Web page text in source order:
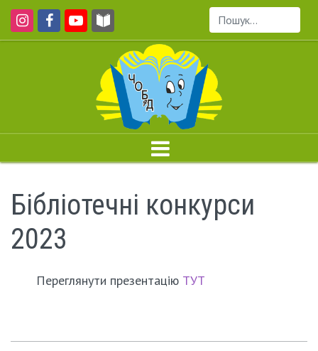
Пошук...
Бібліотечні конкурси
2023
Переглянути презентацію ТУТ